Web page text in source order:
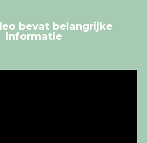
bevat belangrijke
informatie